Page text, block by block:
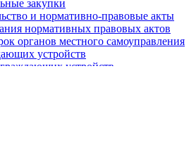
закупки
и нормативно-правовые акты
нормативных правовых актов
органов местного самоуправления
устройств
устройств